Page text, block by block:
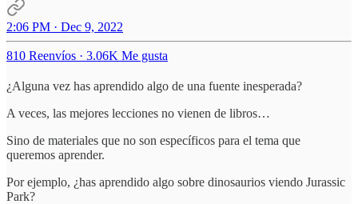
2:06 PM · Dec 9, 2022
810 Reenvíos · 3.06K Me gusta
¿Alguna vez has aprendido algo de una fuente inesperada?
A veces, las mejores lecciones no vienen de libros…
Sino de materiales que no son específicos para el tema que
queremos aprender.
Por ejemplo, ¿has aprendido algo sobre dinosaurios viendo Jurassic
Park?